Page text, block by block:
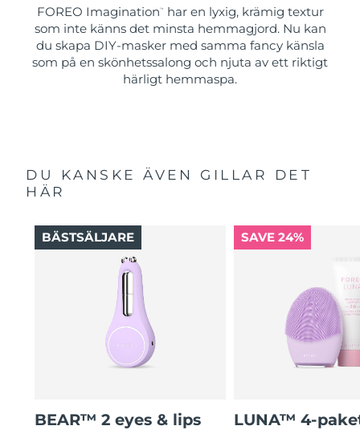
FOREO Imagination ™
har en lyxig, krämig textur
som inte känns det minsta hemmagjord. Nu kan
du skapa DIY-masker med samma fancy känsla
som på en skönhetssalong och njuta av ett riktigt
härligt hemmaspa.
DU KANSKE ÄVEN GILLAR DET
HÄR
BEAR™ 2 eyes & lips
BÄSTSÄLJARE SAVE 24%
LUNA™ 4-